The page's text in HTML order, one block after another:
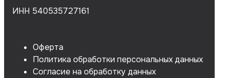
ИНН 540535727161
Оферта
Политика обработки персональных данных
Согласие на обработку данных